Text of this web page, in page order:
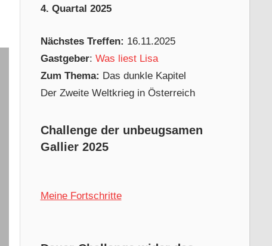
4. Quartal 2025
Nächstes Treffen: 16.11.2025
Gastgeber: Was liest Lisa
Zum Thema: Das dunkle Kapitel
Der Zweite Weltkrieg in Österreich
Challenge der unbeugsamen
Gallier 2025
Meine Fortschritte